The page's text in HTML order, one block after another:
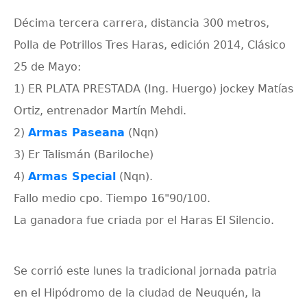
Décima tercera carrera, distancia 300 metros,
Polla de Potrillos Tres Haras, edición 2014, Clásico
25 de Mayo:
1) ER PLATA PRESTADA (Ing. Huergo) jockey Matías
Ortiz, entrenador Martín Mehdi.
2) Armas Paseana (Nqn)
3) Er Talismán (Bariloche)
4) Armas Special (Nqn).
Fallo medio cpo. Tiempo 16"90/100.
La ganadora fue criada por el Haras El Silencio.
Se corrió este lunes la tradicional jornada patria
en el Hipódromo de la ciudad de Neuquén, la